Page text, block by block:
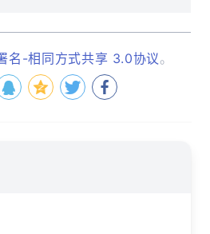
名-相同方式共享 3.0协议。